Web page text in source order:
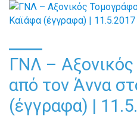
ΓΝΛ –
από τον Άννα
(έγγραφα) |